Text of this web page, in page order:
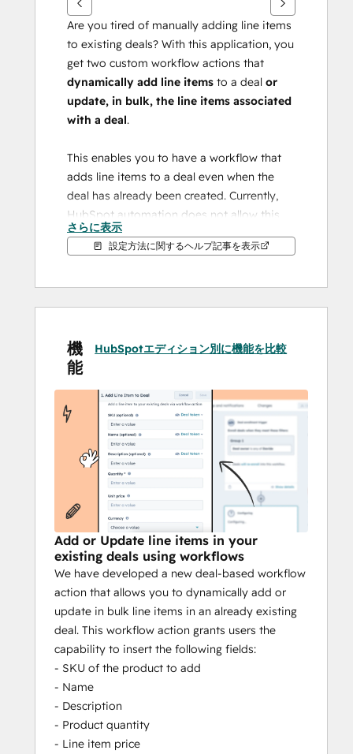
用
し
ま
す
Are you tired of manually adding line items
to existing deals? With this application, you
dynamically add line items to a deal or
update, in bulk, the line items associated
with a deal.
This enables you to have a workflow that
adds line items to a deal even when the
deal has already been created. Currently,
HubSpot automation does not allow this.
Only by subscribing to our Premium Plan
update:
Payment types
Term in months
valorization
Please keep in mind that this app is
designed to help you make the most of
workflows. To add the new workflow action,
you'll need a HubSpot plan that supports
workflows.
Install our app now!
さらに表示
設定方法に関するヘルプ記事を表示
機
能
HubSpotエディション別に機能を比較
Add or Update line items in your
existing deals using workflows
We have developed a new deal-based workflow
action that allows you to dynamically add or
update in bulk line items in an already existing
deal. This workflow action grants users the
capability to insert the following fields:
- SKU of the product to add
- Name
- Description
- Product quantity
- Line item price